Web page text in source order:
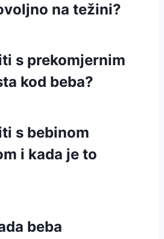
na težini?
s prekomjernim
kod beba?
s bebinom
i kada je to
beba